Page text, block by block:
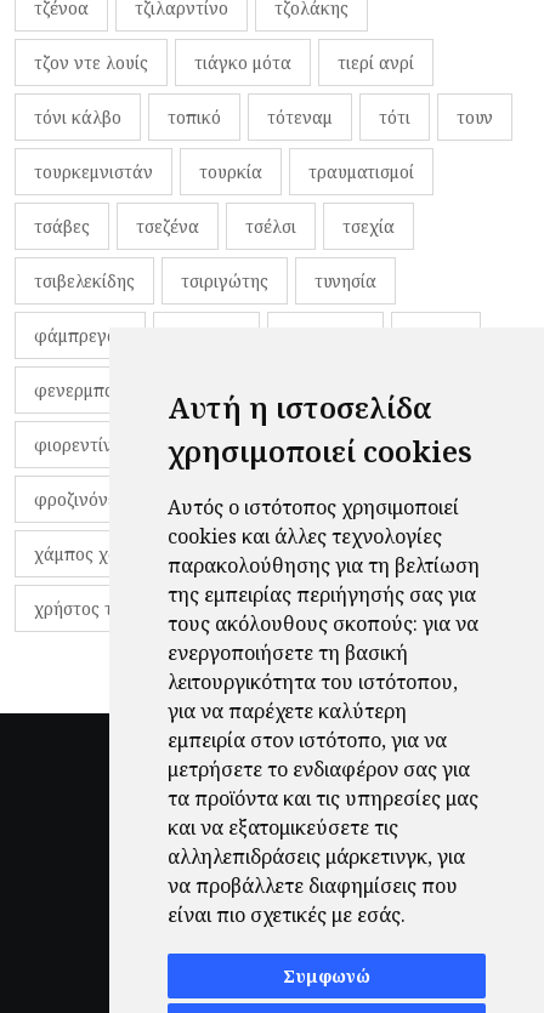
Αυτή η ιστοσελίδα
χρησιμοποιεί cookies
Αυτός ο ιστότοπος χρησιμοποιεί
cookies και άλλες τεχνολογίες
παρακολούθησης για τη βελτίωση
της εμπειρίας περιήγησής σας για
τους ακόλουθους σκοπούς: για να
ενεργοποιήσετε τη βασική
λειτουργικότητα του ιστότοπου,
για να παρέχετε καλύτερη
εμπειρία στον ιστότοπο,για να
μετρήσετε το ενδιαφέρον σας για
τα προϊόντα και τις υπηρεσίες μας
και να εξατομικεύσετε τις
αλληλεπιδράσεις μάρκετινγκ,για
να προβάλλετε διαφημίσεις που
είναι πιο σχετικές με εσάς.
Συμφωνώ
τζένοα τζιλαρντίνο τζολάκης
τζον ντε λουίς τιάγκο μότα τιερί ανρί
τόνι κάλβο τοπικό τότεναμ τότι τουν
τουρκεμνιστάν τουρκία τραυματισμοί
τσάβες τσεζένα τσέλσι τσεχία
τσιβελεκίδης τσιριγώτης τυνησία
φάμπρεγας
φενερμπαχτσέ φερνάντο τόρες φίλαθλοι
φιορεντίνα φιρμίνο φρανκ ντε μπουρ
φροζινόνε φωκικός χαβίτο
χάμπος χαραλάμπους χάρι πότερ
χρήστος τζόλης